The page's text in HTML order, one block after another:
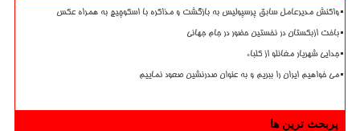
واکنش مدیرعامل سابق پرسپولیس به بازگشت و مذاکره با اسکوچیچ به همراه عکس
باخت ازبکستان در نخستین حضور در جام جهانی
جدایی شهریار مغانلو از کلباء
می خواهیم ایران را ببریم و به عنوان صدرنشین صعود نماییم
پربحث ترین ها